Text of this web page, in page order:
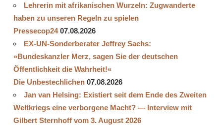
Lehrerin mit afrikanischen Wurzeln: Zugwanderte
haben zu unseren Regeln zu spielen
Pressecop24 07.08.2026
EX-UN-Sonderberater Jeffrey Sachs:
»Bundeskanzler Merz, sagen Sie der deutschen
Öffentlichkeit die Wahrheit!«
Die Unbestechlichen 07.08.2026
Jan van Helsing: Existiert seit dem Ende des Zweiten
Weltkriegs eine verborgene Macht? — Interview mit
Gilbert Sternhoff vom 3. August 2026